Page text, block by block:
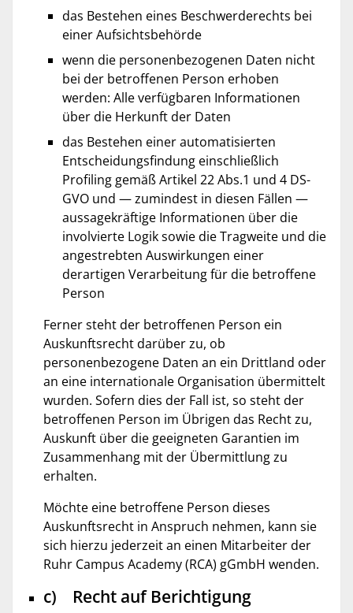
das Bestehen eines Beschwerderechts bei
einer Aufsichtsbehörde
wenn die personenbezogenen Daten nicht
bei der betroffenen Person erhoben
werden: Alle verfügbaren Informationen
über die Herkunft der Daten
das Bestehen einer automatisierten
Entscheidungsfindung einschließlich
Profiling gemäß Artikel 22 Abs.1 und 4 DS-
GVO und — zumindest in diesen Fällen —
aussagekräftige Informationen über die
involvierte Logik sowie die Tragweite und die
angestrebten Auswirkungen einer
derartigen Verarbeitung für die betroffene
Person
Ferner steht der betroffenen Person ein
Auskunftsrecht darüber zu, ob
personenbezogene Daten an ein Drittland oder
an eine internationale Organisation übermittelt
wurden. Sofern dies der Fall ist, so steht der
betroffenen Person im Übrigen das Recht zu,
Auskunft über die geeigneten Garantien im
Zusammenhang mit der Übermittlung zu
erhalten.
Möchte eine betroffene Person dieses
Auskunftsrecht in Anspruch nehmen, kann sie
sich hierzu jederzeit an einen Mitarbeiter der
Ruhr Campus Academy (RCA) gGmbH wenden.
c) Recht auf Berichtigung